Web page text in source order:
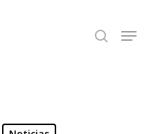
search
Close